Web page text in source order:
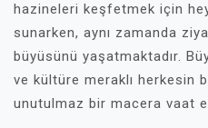
hazineleri keşfetmek için
sunarken, aynı zamanda
büyüsünü yaşatmaktadır.
ve kültüre meraklı herkesin
unutulmaz bir macera vaat